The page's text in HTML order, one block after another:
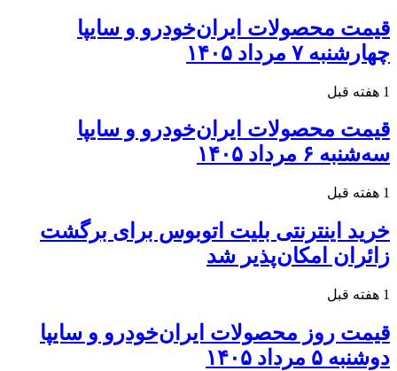
قیمت محصولات ایران‌خودرو و سایپا
چهارشنبه ۷ مرداد ۱۴۰۵
1 هفته قبل
قیمت محصولات ایران‌خودرو و سایپا
سه‌شنبه ۶ مرداد ۱۴۰۵
1 هفته قبل
خرید اینترنتی بلیت اتوبوس برای برگشت
زائران امکان‌پذیر شد
1 هفته قبل
قیمت روز محصولات ایران‌خودرو و سایپا
دوشنبه ۵ مرداد ۱۴۰۵